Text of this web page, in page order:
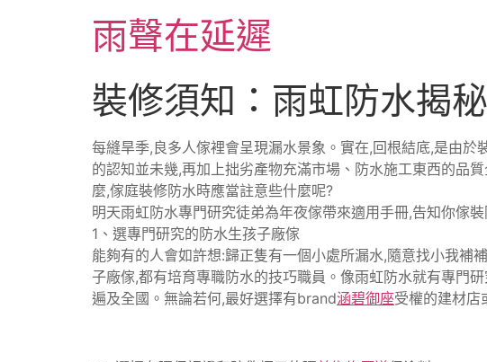
雨聲在延遲
裝修須知：雨虹防水揭
每縫旱季,良多人傢裡會呈現漏水景象。實在,回根結底,是由
的認知並未幾,再加上拙劣產物充滿市場、防水施工東西的品
麼,傢庭裝修防水時應當註意些什麼呢?
明天雨虹防水專門研究徒弟為年夜傢帶來適用手冊,告知你傢
1、選專門研究的防水生孩子廠傢
能夠有的人會如許想:歸正隻有一個小處所漏水,隨意找小我補
子廠傢,都有培育專職防水的技巧職員。像雨虹防水就有專門
遍及全國。無論若何,最好選擇有brand涵碧御座受權的建材店